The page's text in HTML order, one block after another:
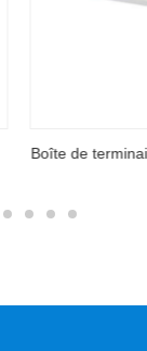
Boîte de